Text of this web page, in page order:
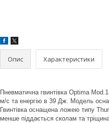
Опис Характеристики
Пневматична гвинтівка Optima
м/с та енергію в 39 Дж. Модель
Гвинтівка оснащена ложею типу
менше піддається сколам та